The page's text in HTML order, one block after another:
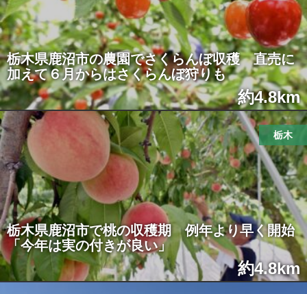
栃木県鹿沼市の農園でさくらんぼ収穫 直売に
加えて６月からはさくらんぼ狩りも
約4.8km
栃木
栃木県鹿沼市で桃の収穫期 例年より早く開始
「今年は実の付きが良い」
約4.8km